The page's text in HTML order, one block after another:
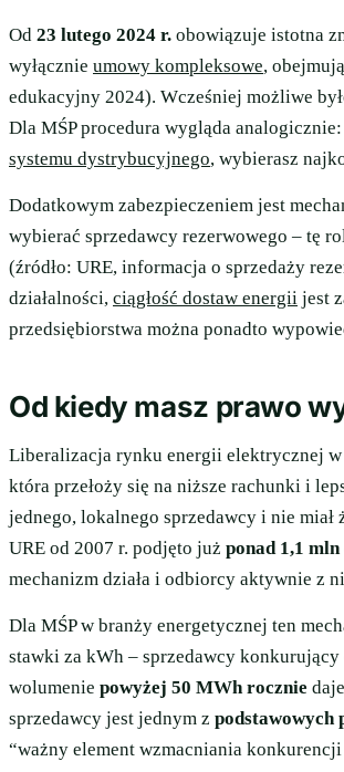
Od 23 lutego 2024 r. obowiązuje istotna
wyłącznie umowy kompleksowe,
edukacyjny 2024). Wcześniej możliwe
Dla MŚP procedura wygląda
systemu dystrybucyjnego, wybierasz
Dodatkowym zabezpieczeniem jest
wybierać sprzedawcy rezerwowego – tę
(źródło: URE, informacja o sprzedaży
działalności, ciągłość dostaw energii jest
przedsiębiorstwa można ponadto
Od kiedy masz prawo
Liberalizacja rynku energii elektrycznej w
która przełoży się na niższe rachunki i
jednego, lokalnego sprzedawcy i nie
URE od 2007 r. podjęto już ponad 1,1
mechanizm działa i odbiorcy aktywnie z
Dla MŚP w branży energetycznej ten
stawki za kWh – sprzedawcy
wolumenie powyżej 50 MWh rocznie
sprzedawcy jest jednym z podstawowych
“ważny element wzmacniania